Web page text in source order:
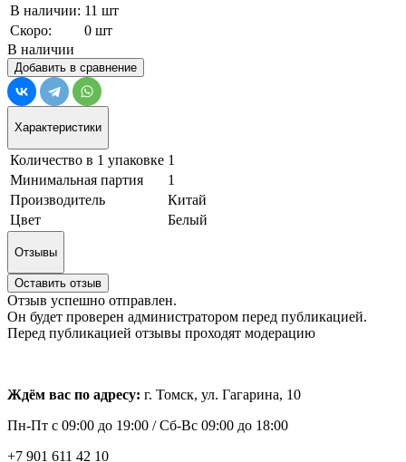
В наличии: 11 шт
Скоро:
0 шт
В наличии
Добавить в сравнение
Характеристики
Количество в 1 упаковке 1
Минимальная партия
1
Производитель
Китай
Цвет
Белый
Отзывы
Оставить отзыв
Отзыв успешно отправлен.
Он будет проверен администратором перед публикацией.
Перед публикацией отзывы проходят модерацию
Ждём вас по адресу: г. Томск, ул. Гагарина, 10
Пн-Пт с 09:00 до 19:00 /Сб-Вс 09:00 до 18:00
+7 901 611 42 10